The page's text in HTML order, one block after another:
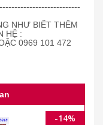
NHƯ BIẾT THÊM
HỆ :
0969 101 472
-14%